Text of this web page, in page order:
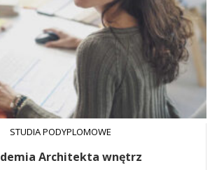
STUDIA PODYPLOMOWE
Architekta wnętrz